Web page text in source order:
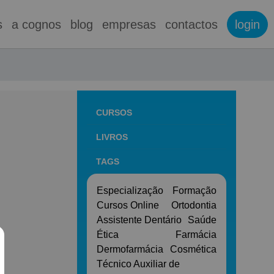
a cognos blog empresas contactos login
CURSOS
LIVROS
TAGS
Especialização
Formação
Cursos Online
Ortodontia
Assistente Dentário
Saúde
Ética
Farmácia
Dermofarmácia
Cosmética
Técnico Auxiliar de